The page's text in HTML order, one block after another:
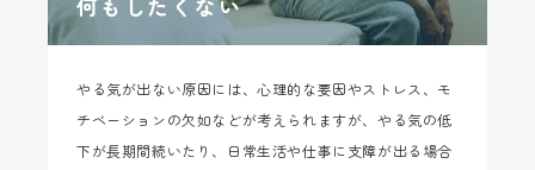
やる気が出ない原因には、心理的な要因やストレス、モ
チベーションの欠如などが考えられますが、やる気の低
下が長期間続いたり、日常生活や仕事に支障が出る場合
何もしたくない